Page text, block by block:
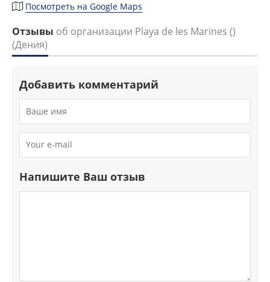
Посмотреть на Google Maps
Отзывы об организации Playa de les Marines ()
(Дения)
Добавить комментарий
Напишите Ваш отзыв